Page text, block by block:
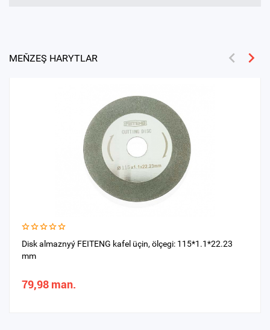
MEŇZEŞ HARYTLAR
Disk almaznyý FEITENG kafel üçin, ölçegi: 115*1.1*22.23
mm
79,98 man.